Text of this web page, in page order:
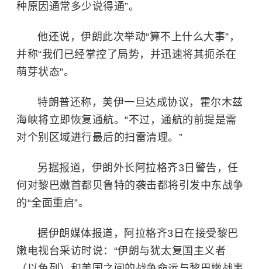
种原因通常多少说得通”。
他还说，伊朗此次举动“算不上什么大事”，
并称“我们已经掌控了局势，并迅速将其扼杀在
萌芽状态”。
特朗普还称，美伊一旦达成协议， 霍尔木兹
海峡将立即恢复通航。“不过，通航的前提是需
对个别区域进行最后的扫雷清理。”
另据报道，伊朗外长阿拉格齐3日警告，任
何对黎巴嫩首都贝鲁特的袭击都将引发中东战争
的“全面重启”。
据伊朗媒体报道，阿拉格齐3日在接受黎巴
嫩电视台采访时说：“伊朗与犹太复国主义者